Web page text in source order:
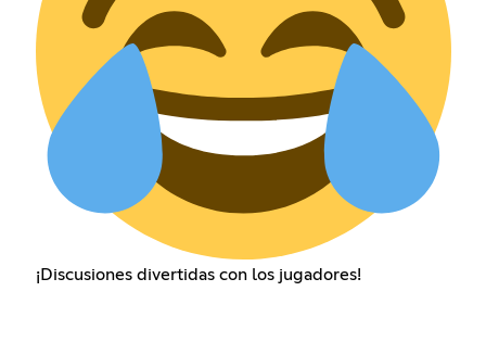
¡Discusiones divertidas con los jugadores!